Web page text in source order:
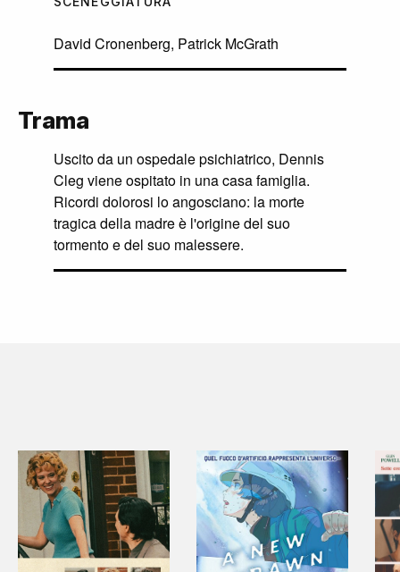
David Cronenberg, Patrick McGrath
Trama
Uscito da un ospedale psichiatrico, Dennis
Cleg viene ospitato in una casa famiglia.
Ricordi dolorosi lo angosciano: la morte
tragica della madre è l'origine del suo
tormento e del suo malessere.